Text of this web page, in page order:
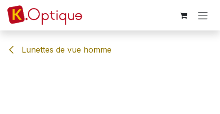
Se rendre au contenu
Lunettes de vue homme